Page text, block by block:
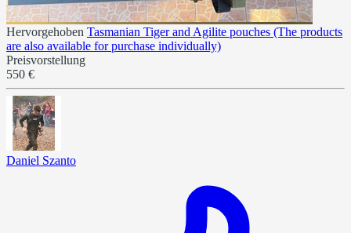
Hervorgehoben Tasmanian Tiger and Agilite pouches (The products
are also available for purchase individually)
Preisvorstellung
550 €
Daniel Szanto